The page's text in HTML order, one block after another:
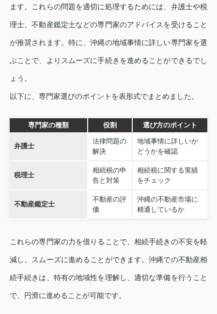
ます。これらの問題を適切に処理するためには、弁護士や税
理士、不動産鑑定士などの専門家のアドバイスを受けること
が推奨されます。特に、沖縄の地域事情に詳しい専門家を選
ぶことで、よりスムーズに手続きを進めることができるでし
ょう。
以下に、専門家選びのポイントを表形式でまとめました。
専門家の種類 役割 選び方のポイント
弁護士
法律問題の
解決
地域事情に詳しいか
どうかを確認
税理士
相続税の申
告と対策
相続税に関する実績
をチェック
不動産鑑定士
不動産の評
価
沖縄の不動産市場に
精通しているか
これらの専門家の力を借りることで、相続手続きの不安を軽
減し、スムーズに進めることができます。沖縄での不動産相
続手続きは、特有の地域性を理解し、適切な準備を行うこと
で、円滑に進めることが可能です。